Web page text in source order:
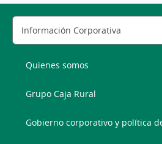
Quienes somos
Grupo Caja Rural
Gobierno corporativo y política